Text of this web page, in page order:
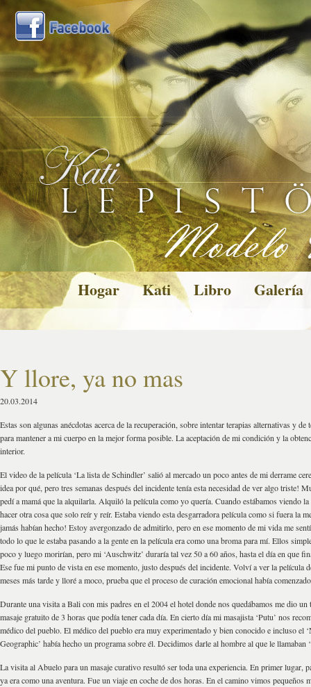
Hogar Kati Libro Galería
Y llore, ya no mas
20.03.2014
Estas son algunas anécdotas acerca de la recuperación, sobre intentar terapias alternativas y de
para mantener a mi cuerpo en la mejor forma posible. La aceptación de mi condición y la
interior.
El video de la película ‘La lista de Schindler’ salió al mercado un poco antes de mi derrame
idea por qué, pero tres semanas después del incidente tenía esta necesidad de ver algo triste!
pedí a mamá que la alquilarla. Alquiló la película como yo quería. Cuando estábamos viendo
hacer otra cosa que solo reír y reír. Estaba viendo esta desgarradora película como si fuera la
jamás habían hecho! Estoy avergonzado de admitirlo, pero en ese momento de mi vida me
todo lo que le estaba pasando a la gente en la película era como una broma para mí. Ellos
poco y luego morirían, pero mi ‘Auschwitz’ duraría tal vez 50 a 60 años, hasta el día en que
Ese fue mi punto de vista en ese momento, justo después del incidente. Volví a ver la película
meses más tarde y lloré a moco, prueba que el proceso de curación emocional había
Durante una visita a Bali con mis padres en el 2004 el hotel donde nos quedábamos me dio un
masaje gratuito de 3 horas que podía tener cada día. En cierto día mi masajista ‘Putu’ nos
médico del pueblo. El médico del pueblo era muy experimentado y bien conocido e incluso el
Geographic’ había hecho un programa sobre él. Decidimos darle al hombre al que le llamaban
La visita al Abuelo para un masaje curativo resultó ser toda una experiencia. En primer lugar,
ya era como una aventura. Fue un viaje en coche de dos horas. En el camino vimos pequeños